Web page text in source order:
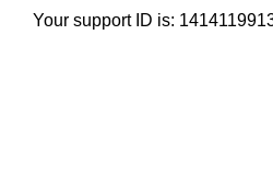
Your support ID is: